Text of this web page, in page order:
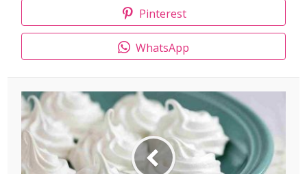
Pinterest
WhatsApp